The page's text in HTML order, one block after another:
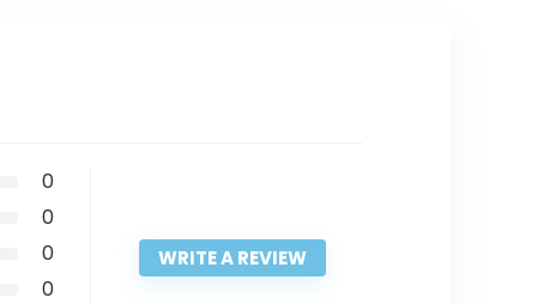
0
0
0
0
WRITE A REVIEW